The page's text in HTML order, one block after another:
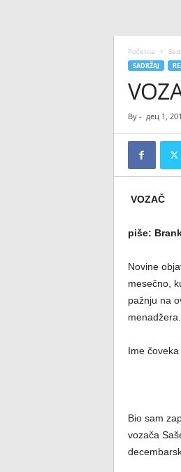
Početna
SADRŽAJ
By - дец 1,
VOZAČ
piše:
Novine
mesečno,
pažnju na
Ime
Bio sam
vozača